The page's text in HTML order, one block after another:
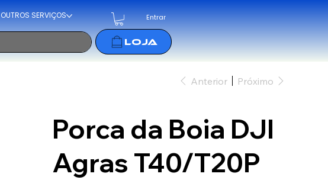
Entrar
OUTROS SERVIÇOS
Anterior Próximo
Porca da Boia DJI
Agras T40/T20P